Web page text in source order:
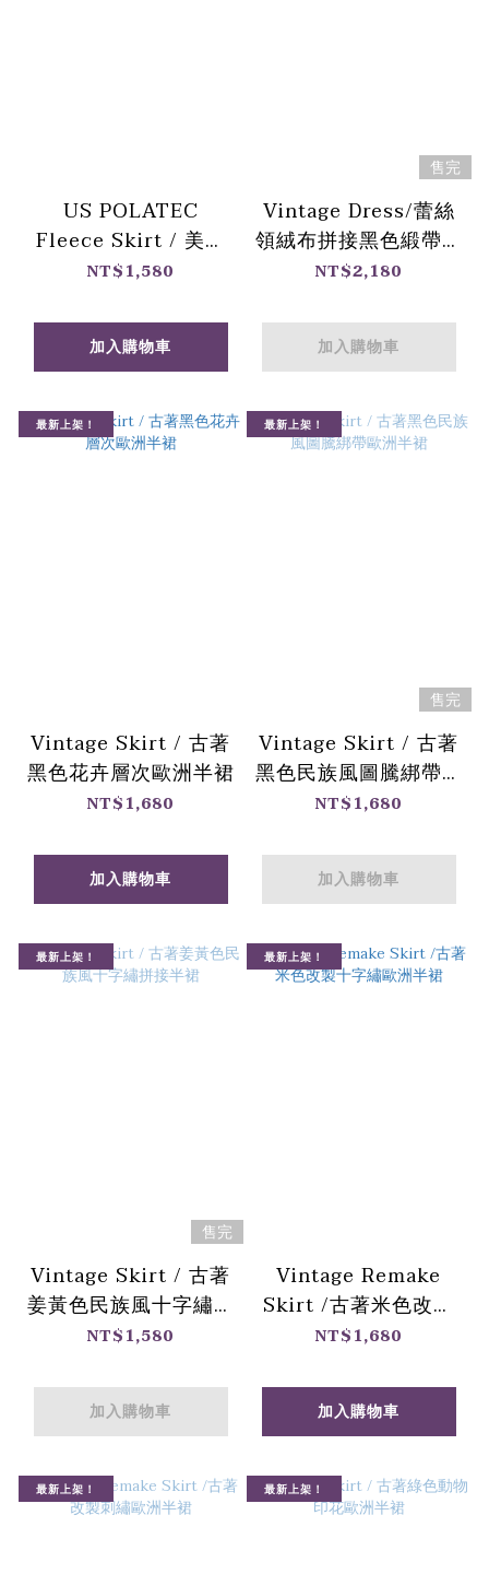
US POLATEC
Fleece Skirt / 美軍
ECWCS 極寒地帶 刷
品
NT$1,580
加入購物車
售完
Vintage Dress/蕾絲
領絨布拼接黑色緞帶古
著連身褲
NT$2,180
加入購物車
最新上架！
Vintage Skirt / 古著
黑色花卉層次歐洲半裙
NT$1,680
加入購物車
最新上架！
售完
Vintage Skirt / 古著
黑色民族風圖騰綁帶歐
洲半裙
NT$1,680
加入購物車
最新上架！
售完
Vintage Skirt / 古著
姜黃色民族風十字繡拼
接半裙
NT$1,580
加入購物車
最新上架！
Vintage Remake
Skirt /古著米色改製
十字繡歐洲半裙
NT$1,680
加入購物車
最新上架！ 最新上架！